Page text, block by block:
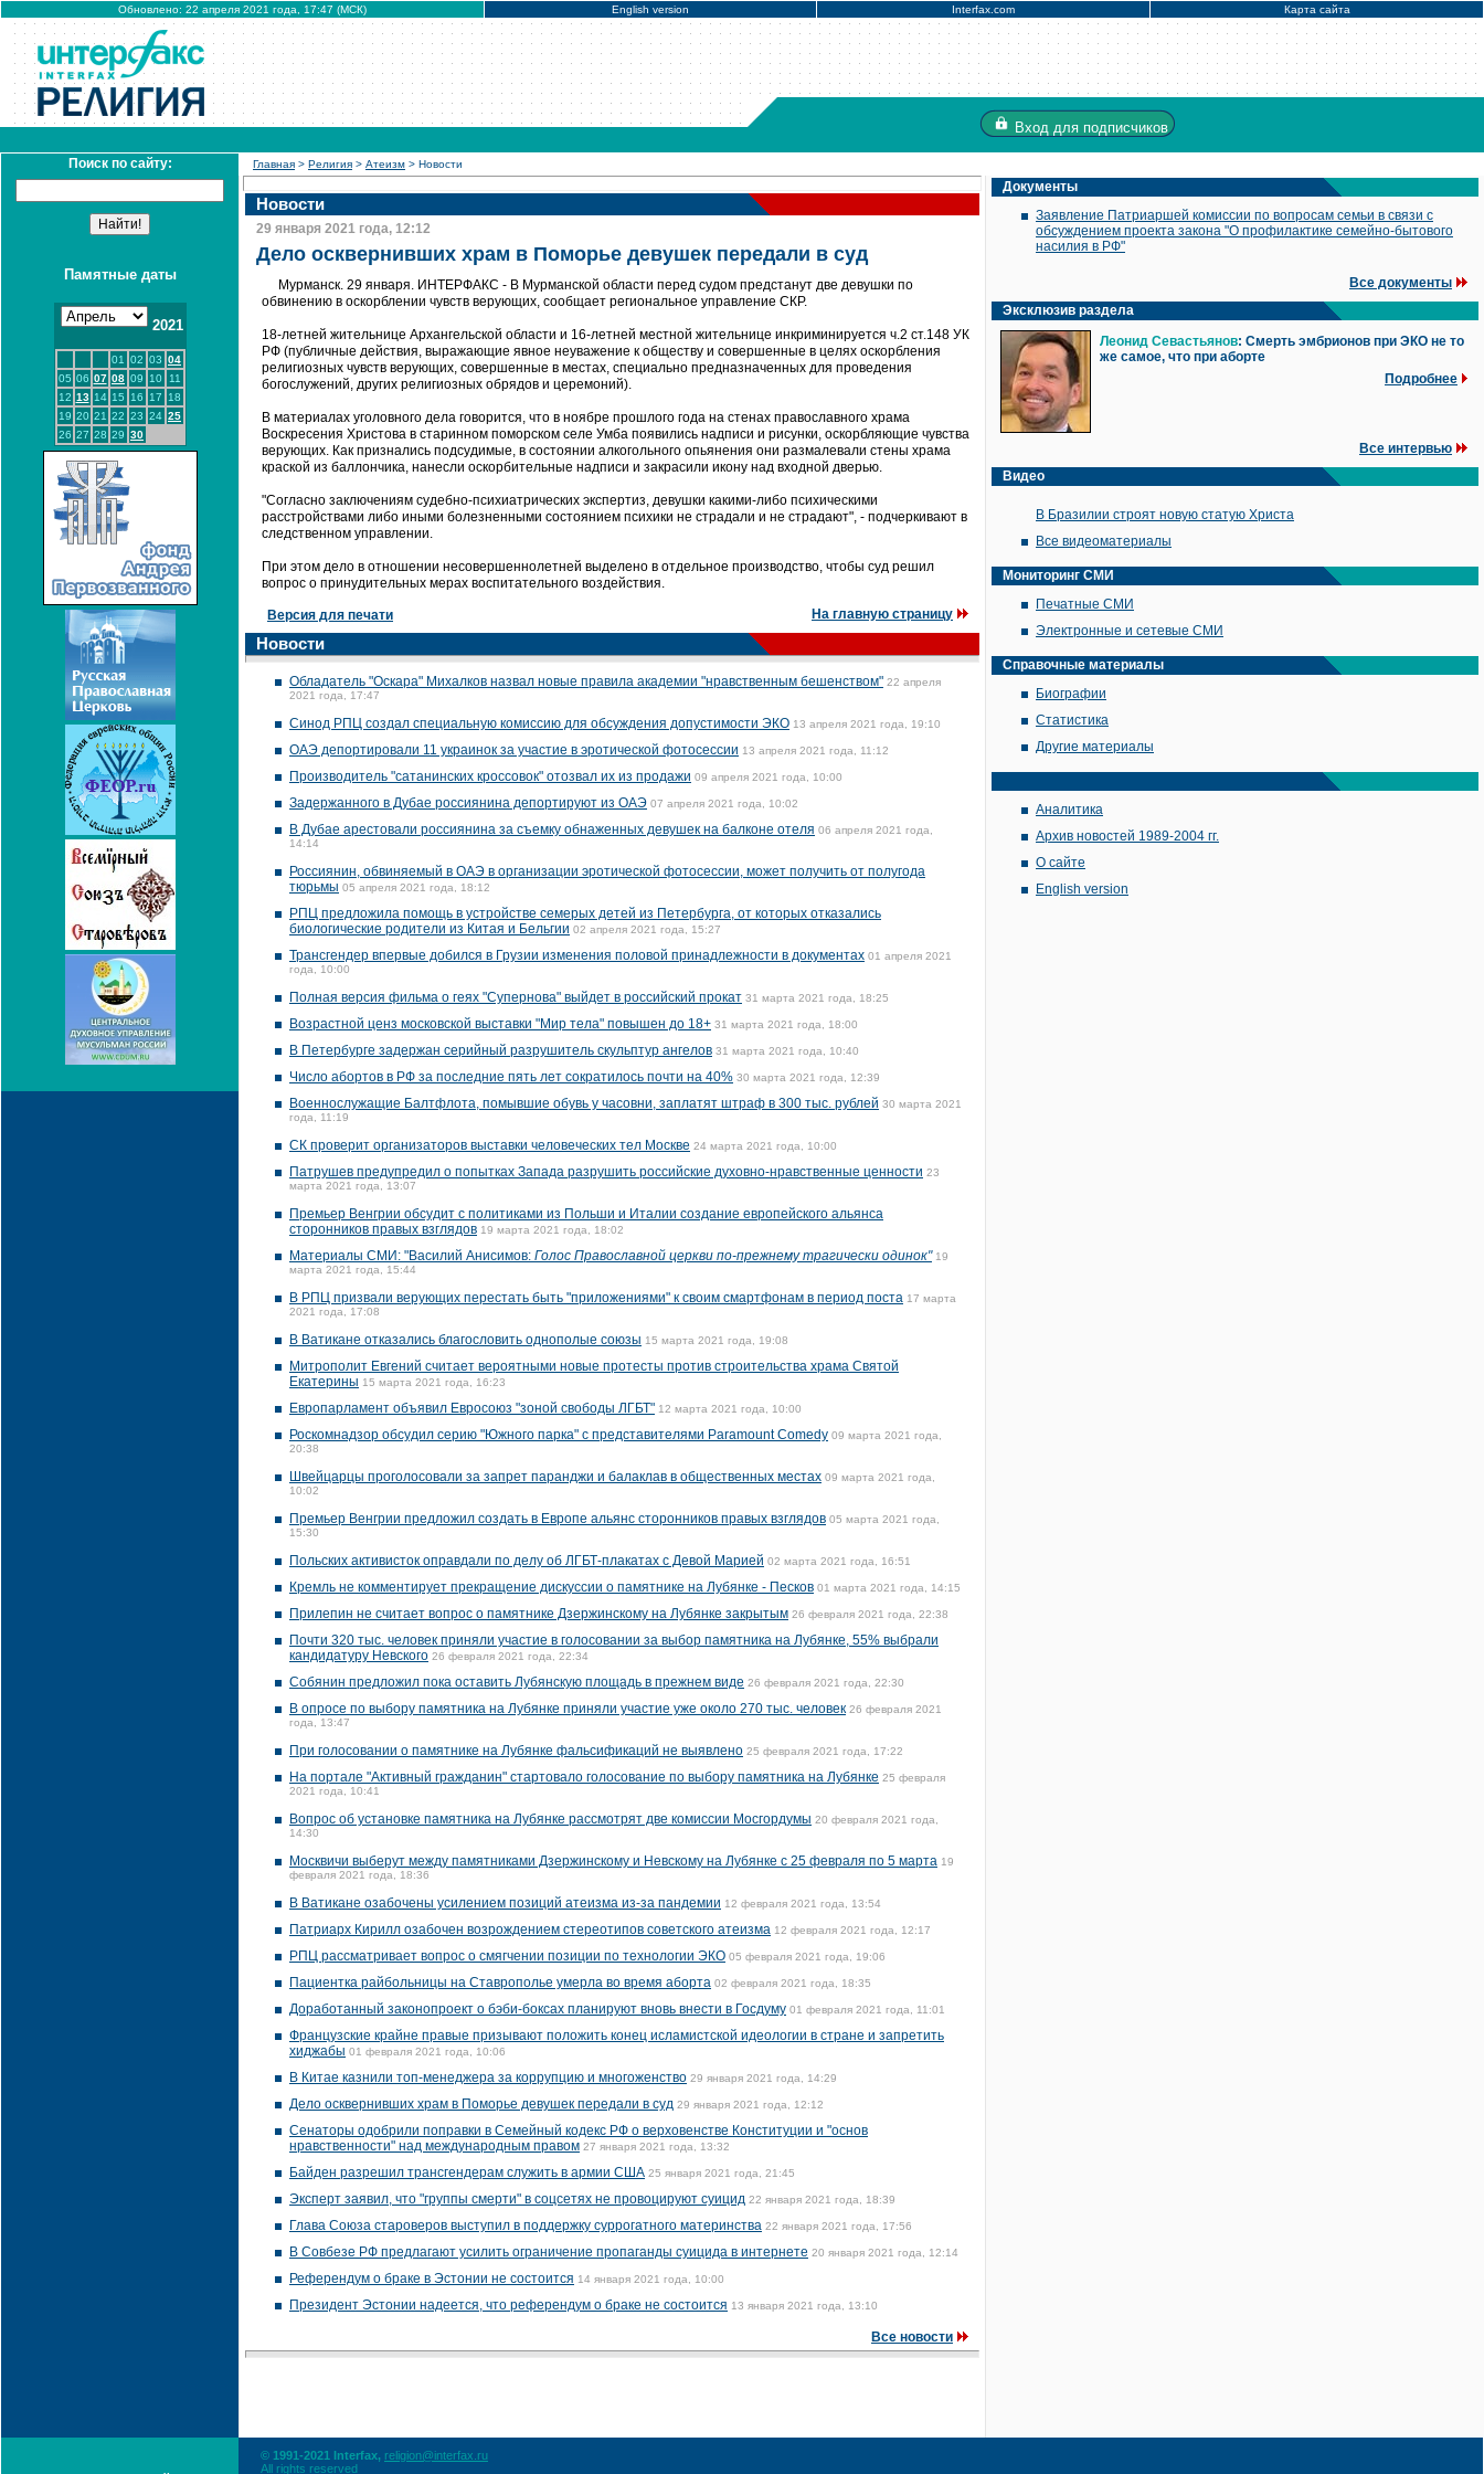
Обновлено: 22 апреля 2021 года, 17:47 (МСК) English version Interfax.com Карта сайта
Вход для подписчиков
Поиск по сайту:
Памятные даты
2021
01 02 03 04
05 06 07 08 09 10
11
12 13 14 15 16 17
18
19 20 21 22 23 24 25
26 27 28 29 30
Главная > Религия > Атеизм > Новости
Новости
29 января 2021 года, 12:12
Дело осквернивших храм в Поморье девушек передали в суд
Мурманск. 29 января. ИНТЕРФАКС - В Мурманской области перед судом предстанут две девушки по
обвинению в оскорблении чувств верующих, сообщает региональное управление СКР.
18-летней жительнице Архангельской области и 16-летней местной жительнице инкриминируется ч.2 ст.148 УК
РФ (публичные действия, выражающие явное неуважение к обществу и совершенные в целях оскорбления
религиозных чувств верующих, совершенные в местах, специально предназначенных для проведения
богослужений, других религиозных обрядов и церемоний).
В материалах уголовного дела говорится, что в ноябре прошлого года на стенах православного храма
Воскресения Христова в старинном поморском селе Умба появились надписи и рисунки, оскорбляющие чувства
верующих. Как признались подсудимые, в состоянии алкогольного опьянения они размалевали стены храма
краской из баллончика, нанесли оскорбительные надписи и закрасили икону над входной дверью.
"Согласно заключениям судебно-психиатрических экспертиз, девушки какими-либо психическими
расстройствами либо иными болезненными состоянием психики не страдали и не страдают", - подчеркивают в
следственном управлении.
При этом дело в отношении несовершеннолетней выделено в отдельное производство, чтобы суд решил
вопрос о принудительных мерах воспитательного воздействия.
Версия для печати На главную страницу
Новости
Обладатель "Оскара" Михалков назвал новые правила академии "нравственным бешенством" 22 апреля
2021 года, 17:47
Синод РПЦ создал специальную комиссию для обсуждения допустимости ЭКО 13 апреля 2021 года, 19:10
ОАЭ депортировали 11 украинок за участие в эротической фотосессии 13 апреля 2021 года, 11:12
Производитель "сатанинских кроссовок" отозвал их из продажи 09 апреля 2021 года, 10:00
Задержанного в Дубае россиянина депортируют из ОАЭ 07 апреля 2021 года, 10:02
В Дубае арестовали россиянина за съемку обнаженных девушек на балконе отеля 06 апреля 2021 года,
14:14
Россиянин, обвиняемый в ОАЭ в организации эротической фотосессии, может получить от полугода
тюрьмы 05 апреля 2021 года, 18:12
РПЦ предложила помощь в устройстве семерых детей из Петербурга, от которых отказались
биологические родители из Китая и Бельгии 02 апреля 2021 года, 15:27
Трансгендер впервые добился в Грузии изменения половой принадлежности в документах 01 апреля 2021
года, 10:00
Полная версия фильма о геях "Супернова" выйдет в российский прокат 31 марта 2021 года, 18:25
Возрастной ценз московской выставки "Мир тела" повышен до 18+ 31 марта 2021 года, 18:00
В Петербурге задержан серийный разрушитель скульптур ангелов 31 марта 2021 года, 10:40
Число абортов в РФ за последние пять лет сократилось почти на 40% 30 марта 2021 года, 12:39
Военнослужащие Балтфлота, помывшие обувь у часовни, заплатят штраф в 300 тыс. рублей 30 марта 2021
года, 11:19
СК проверит организаторов выставки человеческих тел Москве 24 марта 2021 года, 10:00
Патрушев предупредил о попытках Запада разрушить российские духовно-нравственные ценности 23
марта 2021 года, 13:07
Премьер Венгрии обсудит с политиками из Польши и Италии создание европейского альянса
сторонников правых взглядов 19 марта 2021 года, 18:02
Материалы СМИ: "Василий Анисимов: Голос Православной церкви по-прежнему трагически одинок" 19
марта 2021 года, 15:44
В РПЦ призвали верующих перестать быть "приложениями" к своим смартфонам в период поста 17 марта
2021 года, 17:08
В Ватикане отказались благословить однополые союзы 15 марта 2021 года, 19:08
Митрополит Евгений считает вероятными новые протесты против строительства храма Святой
Екатерины 15 марта 2021 года, 16:23
Европарламент объявил Евросоюз "зоной свободы ЛГБТ" 12 марта 2021 года, 10:00
Роскомнадзор обсудил серию "Южного парка" с представителями Paramount Comedy 09 марта 2021 года,
20:38
Швейцарцы проголосовали за запрет паранджи и балаклав в общественных местах 09 марта 2021 года,
10:02
Премьер Венгрии предложил создать в Европе альянс сторонников правых взглядов 05 марта 2021 года,
15:30
Польских активисток оправдали по делу об ЛГБТ-плакатах с Девой Марией 02 марта 2021 года, 16:51
Кремль не комментирует прекращение дискуссии о памятнике на Лубянке - Песков 01 марта 2021 года, 14:15
Прилепин не считает вопрос о памятнике Дзержинскому на Лубянке закрытым 26 февраля 2021 года, 22:38
Почти 320 тыс. человек приняли участие в голосовании за выбор памятника на Лубянке, 55% выбрали
кандидатуру Невского 26 февраля 2021 года, 22:34
Собянин предложил пока оставить Лубянскую площадь в прежнем виде 26 февраля 2021 года, 22:30
В опросе по выбору памятника на Лубянке приняли участие уже около 270 тыс. человек 26 февраля 2021
года, 13:47
При голосовании о памятнике на Лубянке фальсификаций не выявлено 25 февраля 2021 года, 17:22
На портале "Активный гражданин" стартовало голосование по выбору памятника на Лубянке 25 февраля
2021 года, 10:41
Вопрос об установке памятника на Лубянке рассмотрят две комиссии Мосгордумы 20 февраля 2021 года,
14:30
Москвичи выберут между памятниками Дзержинскому и Невскому на Лубянке с 25 февраля по 5 марта 19
февраля 2021 года, 18:36
В Ватикане озабочены усилением позиций атеизма из-за пандемии 12 февраля 2021 года, 13:54
Патриарх Кирилл озабочен возрождением стереотипов советского атеизма 12 февраля 2021 года, 12:17
РПЦ рассматривает вопрос о смягчении позиции по технологии ЭКО 05 февраля 2021 года, 19:06
Пациентка райбольницы на Ставрополье умерла во время аборта 02 февраля 2021 года, 18:35
Доработанный законопроект о бэби-боксах планируют вновь внести в Госдуму 01 февраля 2021 года, 11:01
Французские крайне правые призывают положить конец исламистской идеологии в стране и запретить
хиджабы 01 февраля 2021 года, 10:06
В Китае казнили топ-менеджера за коррупцию и многоженство 29 января 2021 года, 14:29
Дело осквернивших храм в Поморье девушек передали в суд 29 января 2021 года, 12:12
Сенаторы одобрили поправки в Семейный кодекс РФ о верховенстве Конституции и "основ
нравственности" над международным правом 27 января 2021 года, 13:32
Байден разрешил трансгендерам служить в армии США 25 января 2021 года, 21:45
Эксперт заявил, что "группы смерти" в соцсетях не провоцируют суицид 22 января 2021 года, 18:39
Глава Союза староверов выступил в поддержку суррогатного материнства 22 января 2021 года, 17:56
В Совбезе РФ предлагают усилить ограничение пропаганды суицида в интернете 20 января 2021 года, 12:14
Референдум о браке в Эстонии не состоится 14 января 2021 года, 10:00
Президент Эстонии надеется, что референдум о браке не состоится 13 января 2021 года, 13:10
Все новости
Документы
Заявление Патриаршей комиссии по вопросам семьи в связи с
обсуждением проекта закона "О профилактике семейно-бытового
насилия в РФ"
Все документы
Эксклюзив раздела
Леонид Севастьянов: Смерть эмбрионов при ЭКО не то
же самое, что при аборте
Подробнее
Все интервью
Видео
В Бразилии строят новую статую Христа
Все видеоматериалы
Мониторинг СМИ
Печатные СМИ
Электронные и сетевые СМИ
Справочные материалы
Биографии
Статистика
Другие материалы
Аналитика
Архив новостей 1989-2004 гг.
О сайте
English version
© 1991-2021 Interfax, religion@interfax.ru
All rights reserved